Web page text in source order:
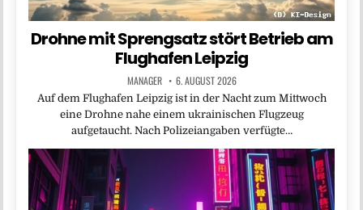
Drohne mit Sprengsatz stört Betrieb am
Flughafen Leipzig
MANAGER 6. AUGUST 2026
Auf dem Flughafen Leipzig ist in der Nacht zum Mittwoch
eine Drohne nahe einem ukrainischen Flugzeug
aufgetaucht. Nach Polizeiangaben verfügte…